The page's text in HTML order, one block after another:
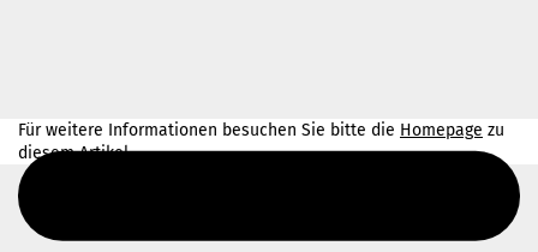
Für weitere Informationen besuchen Sie bitte die Homepage zu
diesem Artikel.